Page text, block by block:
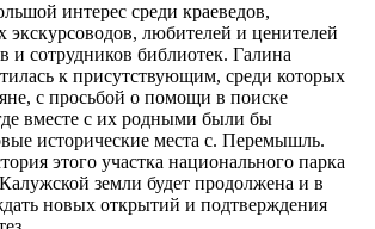
интерес среди краеведов,
экскурсоводов, любителей и ценителей
и сотрудников библиотек. Галина
к присутствующим, среди которых
с просьбой о помощи в поиске
вместе с их родными были бы
исторические места с. Перемышль.
этого участка национального парка
земли будет продолжена и в
новых открытий и подтверждения